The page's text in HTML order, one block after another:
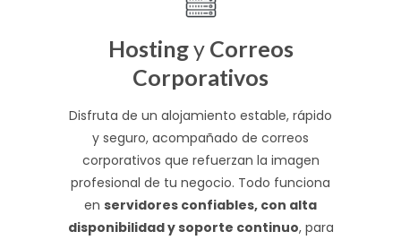
HostingyCorreos
Corporativos
Disfruta de un alojamiento estable, rápido
y seguro, acompañado de correos
corporativos que refuerzan la imagen
profesional de tu negocio. Todo funciona
en servidores confiables, con alta
disponibilidad y soporte continuo, para